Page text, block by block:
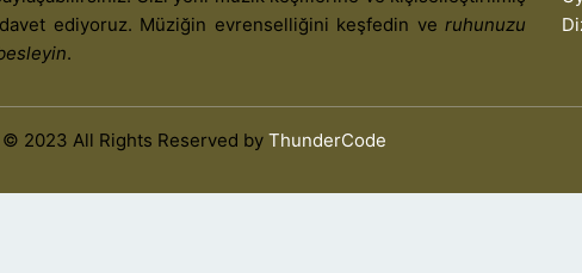
ediyoruz. Müziğin evrenselliğini keşfedin ve ruhunuzu
.
2023 All Rights Reserved by ThunderCode